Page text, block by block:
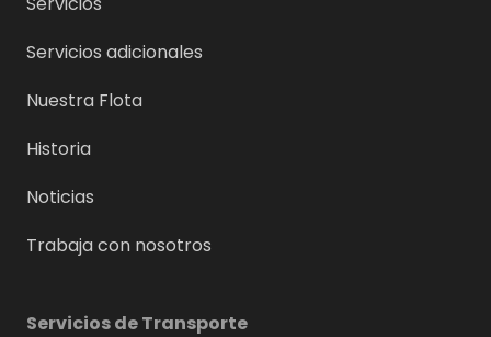
Servicios adicionales
Nuestra Flota
Historia
Noticias
Trabaja con nosotros
Servicios de Transporte